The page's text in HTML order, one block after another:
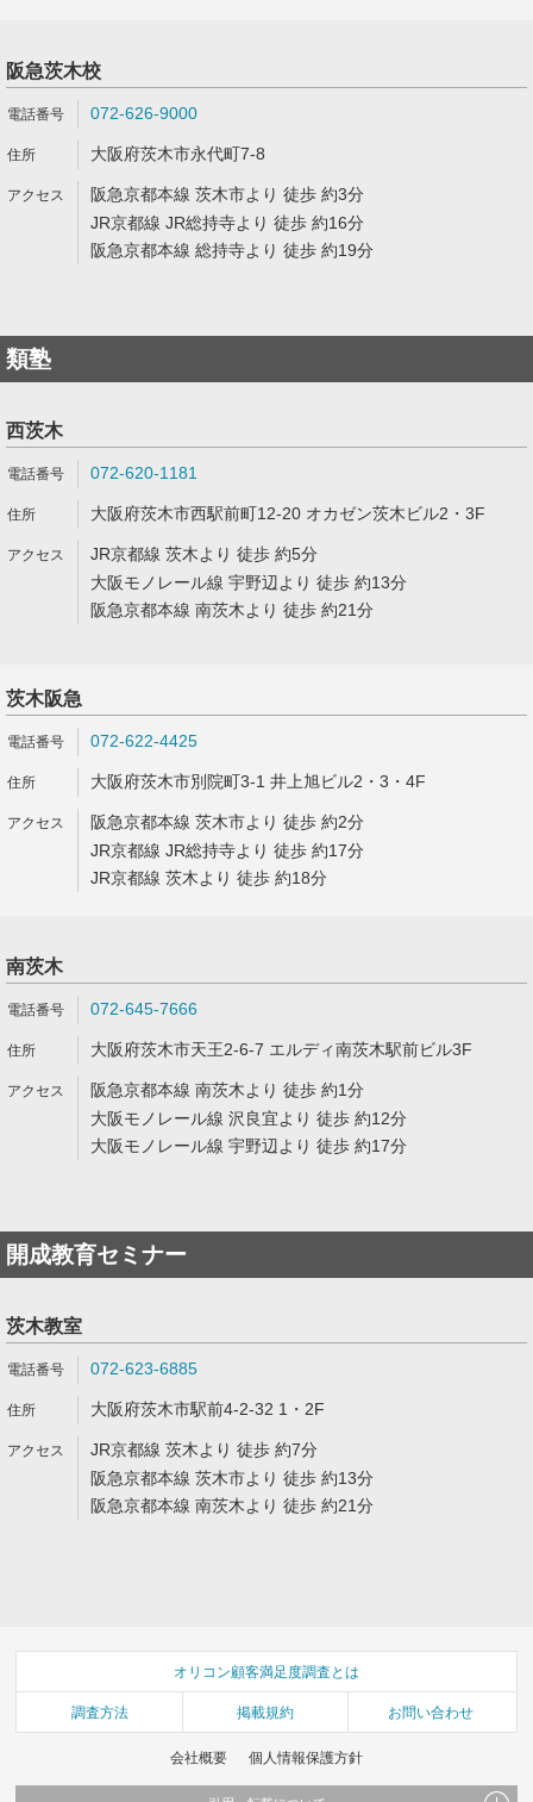
阪急茨木校
072-626-9000
大阪府茨木市永代町7-8
阪急京都本線 茨木市より 徒歩 約3分
JR京都線 JR総持寺より 徒歩 約16分
阪急京都本線 総持寺より 徒歩 約19分
類塾
西茨木
072-620-1181
大阪府茨木市西駅前町12-20 オカゼン茨木ビル2・3F
JR京都線 茨木より 徒歩 約5分
大阪モノレール線 宇野辺より 徒歩 約13分
阪急京都本線 南茨木より 徒歩 約21分
茨木阪急
072-622-4425
大阪府茨木市別院町3-1 井上旭ビル2・3・4F
阪急京都本線 茨木市より 徒歩 約2分
JR京都線 JR総持寺より 徒歩 約17分
JR京都線 茨木より 徒歩 約18分
南茨木
072-645-7666
大阪府茨木市天王2-6-7 エルディ南茨木駅前ビル3F
阪急京都本線 南茨木より 徒歩 約1分
大阪モノレール線 沢良宜より 徒歩 約12分
大阪モノレール線 宇野辺より 徒歩 約17分
開成教育セミナー
茨木教室
072-623-6885
大阪府茨木市駅前4-2-32 1・2F
JR京都線 茨木より 徒歩 約7分
阪急京都本線 茨木市より 徒歩 約13分
阪急京都本線 南茨木より 徒歩 約21分
オリコン顧客満足度調査とは
調査方法 掲載規約 お問い合わせ
会社概要 個人情報保護方針